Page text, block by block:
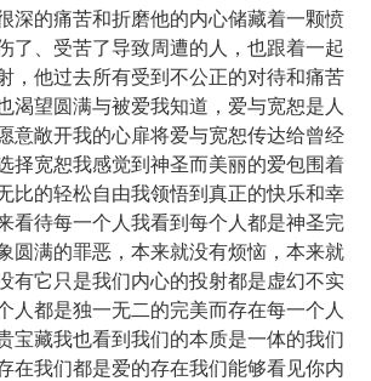
深的痛苦和折磨他的内心储藏着一颗愤
了、受苦了导致周遭的人，也跟着一起
，他过去所有受到不公正的对待和痛苦
渴望圆满与被爱我知道，爱与宽恕是人
意敞开我的心扉将爱与宽恕传达给曾经
择宽恕我感觉到神圣而美丽的爱包围着
比的轻松自由我领悟到真正的快乐和幸
看待每一个人我看到每个人都是神圣完
圆满的罪恶，本来就没有烦恼，本来就
有它只是我们内心的投射都是虚幻不实
人都是独一无二的完美而存在每一个人
宝藏我也看到我们的本质是一体的我们
在我们都是爱的存在我们能够看见你内